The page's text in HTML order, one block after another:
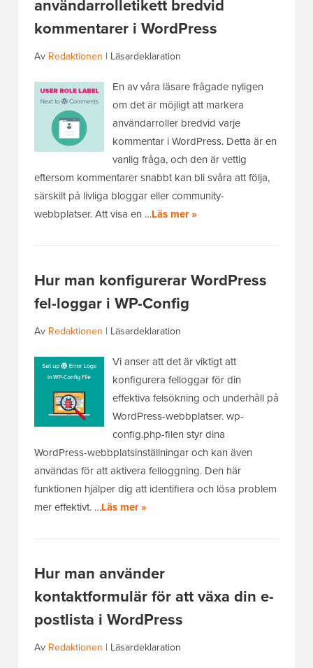
användarrolletikett bredvid
kommentarer i WordPress
Av Redaktionen | Läsardeklaration
En av våra läsare frågade nyligen
om det är möjligt att markera
användarroller bredvid varje
kommentar i WordPress. Detta är en
vanlig fråga, och den är vettig
eftersom kommentarer snabbt kan bli svåra att följa,
särskilt på livliga bloggar eller community-
webbplatser. Att visa en …Läs mer »
Hur man konfigurerar WordPress
fel-loggar i WP-Config
Av Redaktionen | Läsardeklaration
Vi anser att det är viktigt att
konfigurera felloggar för din
effektiva felsökning och underhåll på
WordPress-webbplatser. wp-
config.php-filen styr dina
WordPress-webbplatsinställningar och kan även
användas för att aktivera felloggning. Den här
funktionen hjälper dig att identifiera och lösa problem
mer effektivt. …Läs mer »
Hur man använder
kontaktformulär för att växa din e-
postlista i WordPress
Av Redaktionen | Läsardeklaration